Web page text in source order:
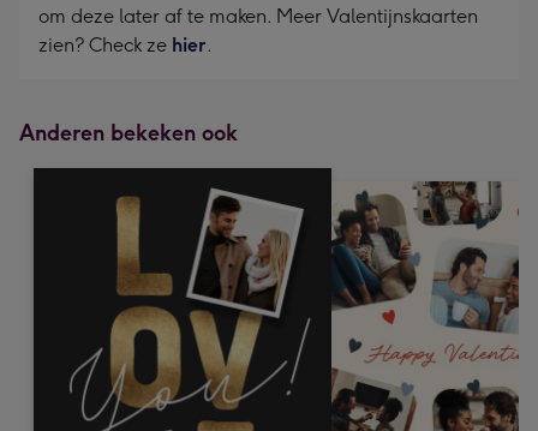
om deze later af te maken. Meer Valentijnskaarten
zien? Check ze hier.
Anderen bekeken ook